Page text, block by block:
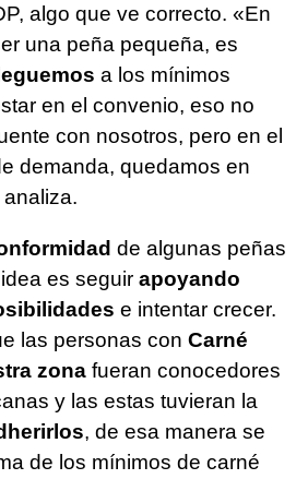
algo que ve correcto. «En
una peña pequeña, es
a los mínimos
en el convenio, eso no
con nosotros, pero en el
demanda, quedamos en
analiza.
de algunas peñas
es seguir apoyando
e intentar crecer.
las personas con Carné
zona fueran conocedores
y las estas tuvieran la
, de esa manera se
de los mínimos de carné